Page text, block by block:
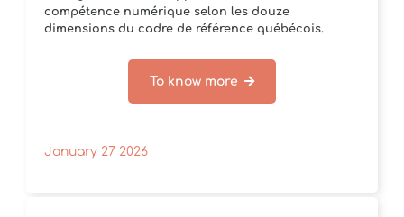
compétence numérique selon les douze
dimensions du cadre de référence québécois.
To know more
January 27 2026